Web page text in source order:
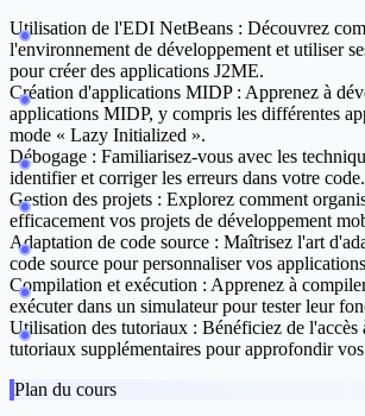
Utilisation de l'EDI NetBeans : Découvrez
l'environnement de développement et utiliser
pour créer des applications J2ME.
Création d'applications MIDP : Apprenez à
applications MIDP, y compris les différentes
mode « Lazy Initialized ».
Débogage : Familiarisez-vous avec les
identifier et corriger les erreurs dans votre code.
Gestion des projets : Explorez comment
efficacement vos projets de développement
Adaptation de code source : Maîtrisez l'art
code source pour personnaliser vos
Compilation et exécution : Apprenez à
exécuter dans un simulateur pour tester leur
Utilisation des tutoriaux : Bénéficiez de l'accès
tutoriaux supplémentaires pour approfondir vos
Plan du cours